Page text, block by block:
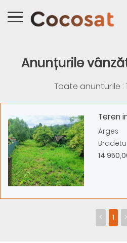
Anunțurile
Toate anunturile :
Teren
Arges
Bradetu
14
< 1 >